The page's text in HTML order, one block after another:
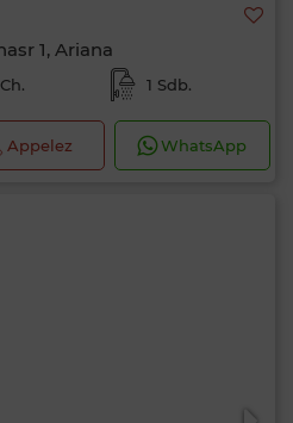
1, Ariana
1 Sdb.
Appelez WhatsApp